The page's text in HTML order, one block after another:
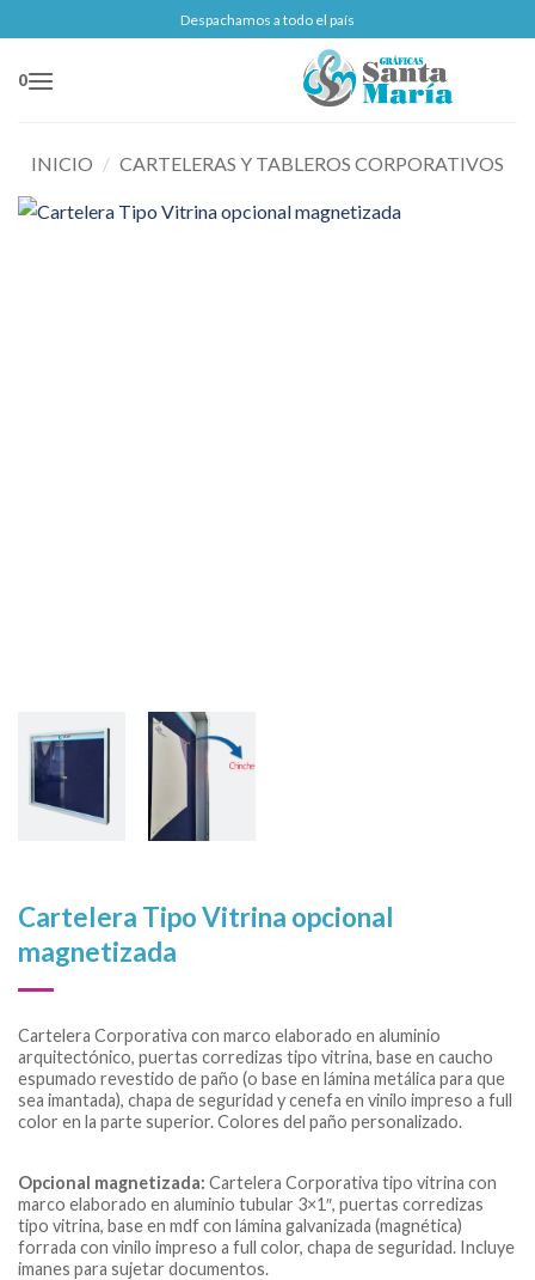
al
contenido
Despachamos a todo el país
0
INICIO / CARTELERAS Y TABLEROS CORPORATIVOS
Cartelera Tipo Vitrina opcional
magnetizada
Cartelera Corporativa con marco elaborado en aluminio
arquitectónico, puertas corredizas tipo vitrina, base en caucho
espumado revestido de paño (o base en lámina metálica para que
sea imantada), chapa de seguridad y cenefa en vinilo impreso a full
color en la parte superior. Colores del paño personalizado.
Opcional magnetizada: Cartelera Corporativa tipo vitrina con
marco elaborado en aluminio tubular 3×1″, puertas corredizas
tipo vitrina, base en mdf con lámina galvanizada (magnética)
forrada con vinilo impreso a full color, chapa de seguridad. Incluye
imanes para sujetar documentos.